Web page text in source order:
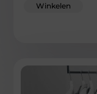
Winkelen